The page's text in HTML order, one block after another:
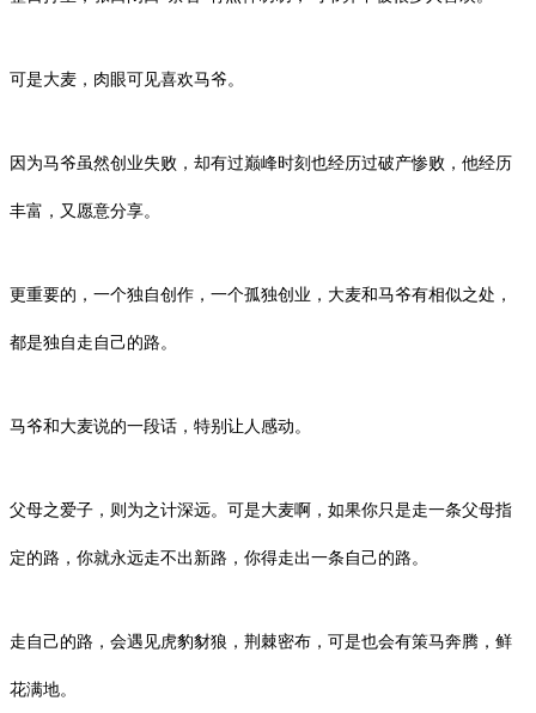
可是大麦，肉眼可见喜欢马爷。
因为马爷虽然创业失败，却有过巅峰时刻也经历过破产惨败，他经历
丰富，又愿意分享。
更重要的，一个独自创作，一个孤独创业，大麦和马爷有相似之处，
都是独自走自己的路。
马爷和大麦说的一段话，特别让人感动。
父母之爱子，则为之计深远。可是大麦啊，如果你只是走一条父母指
定的路，你就永远走不出新路，你得走出一条自己的路。
走自己的路，会遇见虎豹豺狼，荆棘密布，可是也会有策马奔腾，鲜
花满地。